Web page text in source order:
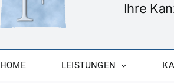
Ihre
HOME LEISTUNGEN